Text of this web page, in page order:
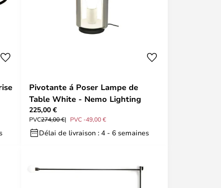
Pivotante á Poser Lampe de
Table White - Nemo Lighting
225,00 €
PVC274,00 € PVC -49,00 €
Délai de livraison : 4 - 6 semaines